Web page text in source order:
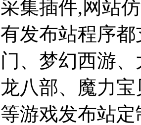
集插件,网站
发布站程序
、梦幻西游
八部、魔力
游戏发布站定